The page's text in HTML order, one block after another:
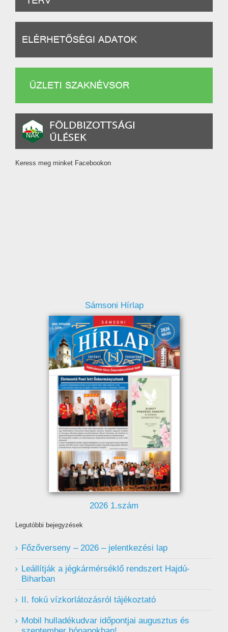
Keress meg minket Facebookon
Sámsoni Hírlap
2026 1.szám
Legutóbbi bejegyzések
Főzőverseny – 2026 – jelentkezési lap
Leállítják a jégkármérséklő rendszert Hajdú-
Biharban
II. fokú vízkorlátozásról tájékoztató
Mobil hulladékudvar ️időpontjai augusztus és